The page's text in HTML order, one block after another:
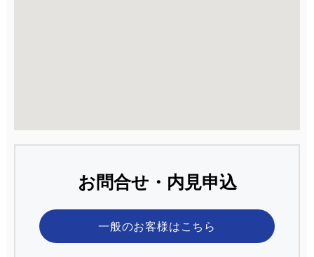
お問合せ・内見申込
一般のお客様はこちら